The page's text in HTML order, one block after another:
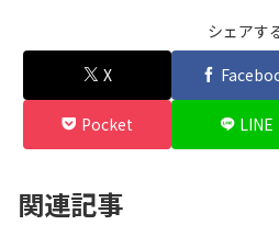
シェアす
X
Pocket LINE
関連記事